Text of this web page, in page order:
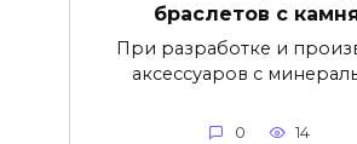
браслетов с
При разработке и
аксессуаров с
0 14